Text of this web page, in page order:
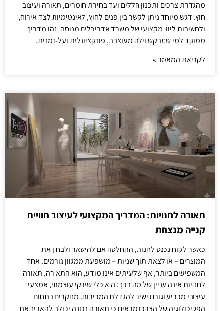
מהגדרת צרכים ותכנון חללים ועד בחירת חומרים, תאורה ועיצוב
חוץ. דגש מיוחד ניתן לקשר בין פנים לחוץ, לאינטימיות לצד אירוח,
ולחשיבות ליווי מקצועי של משרד אדריכלים מנוסה. זהו מדריך
ממוקד למי שמבקש וילה מעוצבת, פונקציונלית ועל-זמנית.
לקריאת המאמר »
תאורה לחנויות: המדריך המקצועי לעיצוב חוויית
קנייה מנצחת
כאשר לקוח נכנס לחנות, ההחלטה אם להישאר ולבחון את
המוצרים – או לצאת תוך שניות – מושפעת ממגוון גורמים. אחד
המשפיעים ביותר, אף שלעיתים אינו מודע, הוא התאורה. תאורה
לחנויות אינה עניין של מה בכך: היא כלי שיווקי עוצמתי, אמצעי
עיצובי מכריע וגורם ישיר להגדלת המכירות. מחקרים בתחום
הפסיכולוגיה של הצרכן מראים כי תאורה נכונה יכולה להאריך את